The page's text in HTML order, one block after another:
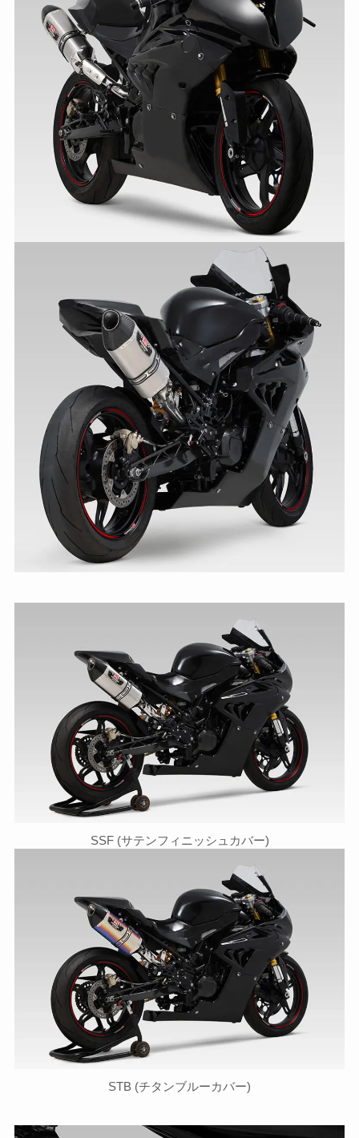
SSF (サテンフィニッシュカバー)
STB (チタンブルーカバー)